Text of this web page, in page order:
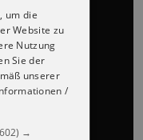
um die
Website zu
Nutzung
Sie der
unserer
/
→